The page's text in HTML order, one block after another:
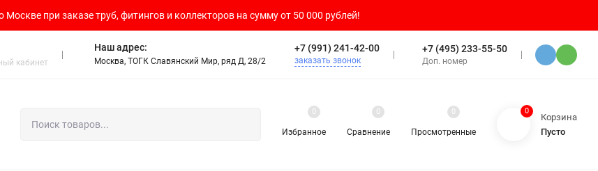
Москве при заказе труб, фитингов и коллекторов на сумму от 50 000 рублей!
кабинет
Наш адрес:
Москва, ТОГК Славянский Мир, ряд Д, 28/2
+7 (991) 241-42-00
заказать звонок
+7 (495) 233-55-50
Доп. номер
Избранное
0
Сравнение
0
Просмотренные
0 0
Корзина
Пусто